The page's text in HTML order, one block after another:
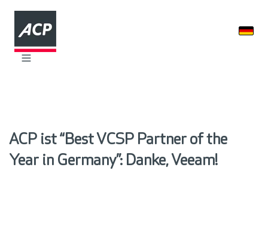
ACP ist “Best VCSP Partner of the
Year in Germany”: Danke, Veeam!